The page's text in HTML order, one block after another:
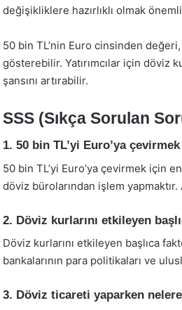
değişikliklere hazırlıklı olmak
50 bin TL’nin Euro cinsinden
gösterebilir. Yatırımcılar için döviz
şansını artırabilir.
SSS (Sıkça Sorulan
1. 50 bin TL’yi Euro’ya
50 bin TL’yi Euro’ya çevirmek için
döviz bürolarından işlem
2. Döviz kurlarını etkileyen
Döviz kurlarını etkileyen başlıca
bankalarının para politikaları ve
3. Döviz ticareti yaparken